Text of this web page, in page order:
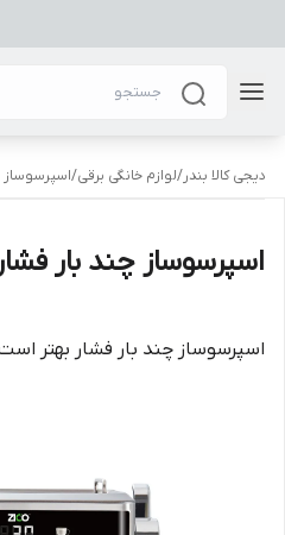
دیجی کالا بندر/لوازم خانگی برقی/اسپرسوساز
اسپرسوساز چند بار
اسپرسوساز چند بار فشار بهتر